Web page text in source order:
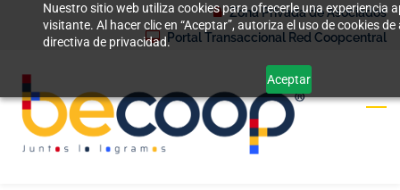
Nuestro sitio web utiliza cookies para ofrecerle una experiencia
visitante. Al hacer clic en “Aceptar”, autoriza el uso de cookies
directiva de privacidad.
Aceptar
content
Zona Privada de Asociados
Portal Transaccional Red Coopcentral